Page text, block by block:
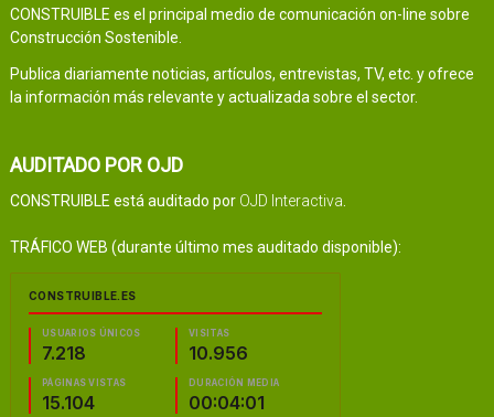
CONSTRUIBLE es el principal medio de comunicación on-line sobre
Construcción Sostenible.
Publica diariamente noticias, artículos, entrevistas, TV, etc. y ofrece
la información más relevante y actualizada sobre el sector.
AUDITADO POR OJD
CONSTRUIBLE está auditado por OJD Interactiva
TRÁFICO WEB (durante último mes auditado disponible):